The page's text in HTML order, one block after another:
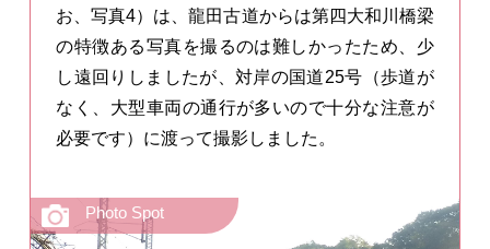
お、写真4）は、龍田古道からは第四大和川橋梁
の特徴ある写真を撮るのは難しかったため、少
し遠回りしましたが、対岸の国道25号（歩道が
なく、大型車両の通行が多いので十分な注意が
必要です）に渡って撮影しました。